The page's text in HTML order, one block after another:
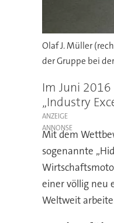
Olaf J. Müller
der Gruppe bei
Im Juni
„Industry
ANZEIGE
Mit dem
sogenannte
einer völlig neu
Weltweit